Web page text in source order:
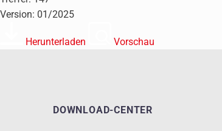
Version: 01/2025
Herunterladen Vorschau
DOWNLOAD-CENTER